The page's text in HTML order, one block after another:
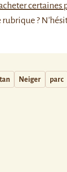
certaines
?
Neiger parc